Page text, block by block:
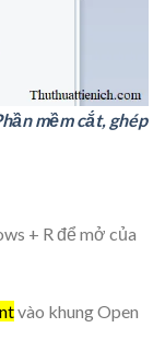
mềm cắt, ghép
+ R để mở của
vào khung Open